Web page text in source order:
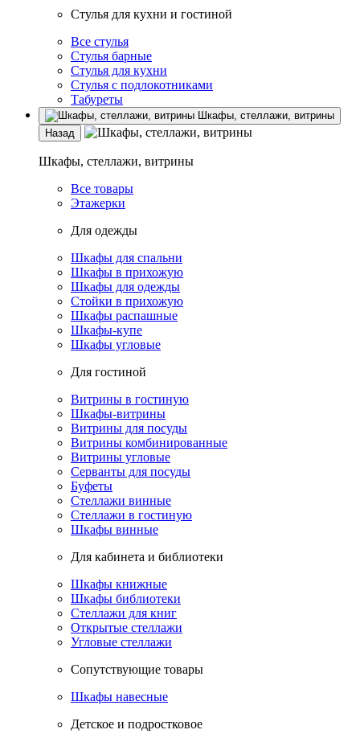
Стулья для кухни и гостиной
Все стулья
Стулья барные
Стулья для кухни
Стулья с подлокотниками
Табуреты
Шкафы, стеллажи, витрины
Назад
Шкафы, стеллажи, витрины
Все товары
Этажерки
Для одежды
Шкафы для спальни
Шкафы в прихожую
Шкафы для одежды
Стойки в прихожую
Шкафы распашные
Шкафы-купе
Шкафы угловые
Для гостиной
Витрины в гостиную
Шкафы-витрины
Витрины для посуды
Витрины комбинированные
Витрины угловые
Серванты для посуды
Буфеты
Стеллажи винные
Стеллажи в гостиную
Шкафы винные
Для кабинета и библиотеки
Шкафы книжные
Шкафы библиотеки
Стеллажи для книг
Открытые стеллажи
Угловые стеллажи
Сопутствующие товары
Шкафы навесные
Детское и подростковое